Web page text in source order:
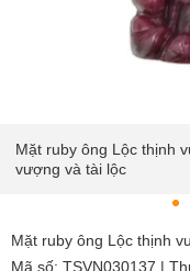
Mặt ruby ông Lộc thịnh
vượng và tài lộc
Mặt ruby ông Lộc thịnh
Mã số: TSVN030137 |